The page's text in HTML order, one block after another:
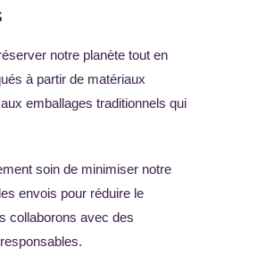
notre planète tout en
à partir de matériaux
emballages traditionnels qui
soin de minimiser notre
envois pour réduire le
collaborons avec des